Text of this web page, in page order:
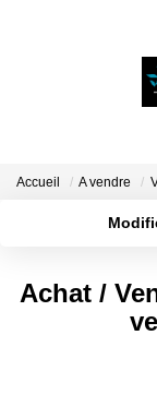
Accueil A vendre
Achat /